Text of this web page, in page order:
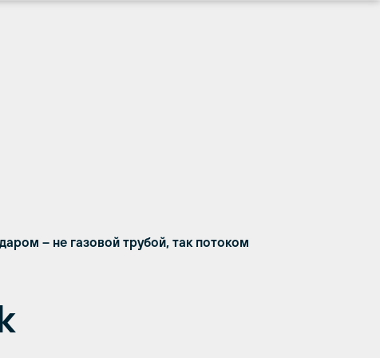
– не газовой трубой, так потоком